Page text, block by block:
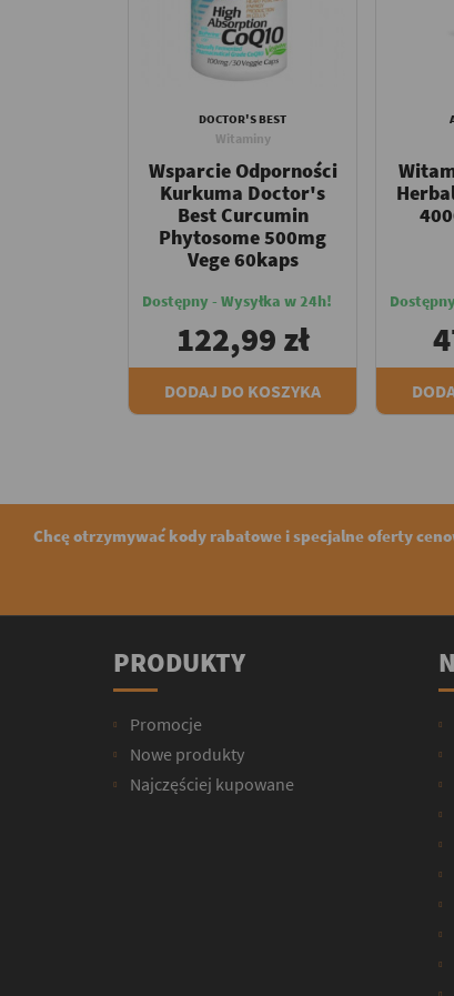
DOCTOR'S BEST
Witaminy
Wsparcie Odporności
Kurkuma Doctor's
Best Curcumin
Phytosome 500mg
Vege 60kaps
Dostępny - Wysyłka w 24h!
122,99 zł
DODAJ DO KOSZYKA
Chcę otrzymywać kody rabatowe i specjalne oferty
PRODUKTY
Promocje
Nowe produkty
Najczęściej kupowane